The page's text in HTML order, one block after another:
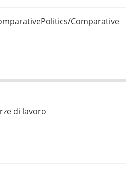
Comparative
di lavoro